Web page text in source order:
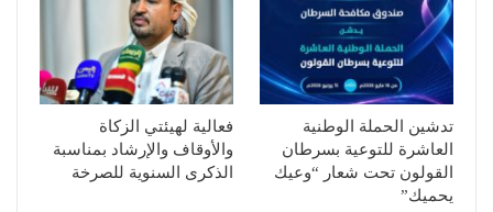
تدشين الحملة الوطنية
العاشرة للتوعية بسرطان
القولون تحت شعار “وعيك
يحميك”
فعالية لهيئتي الزكاة
والأوقاف والإرشاد بمناسبة
الذكرى السنوية للصرخة